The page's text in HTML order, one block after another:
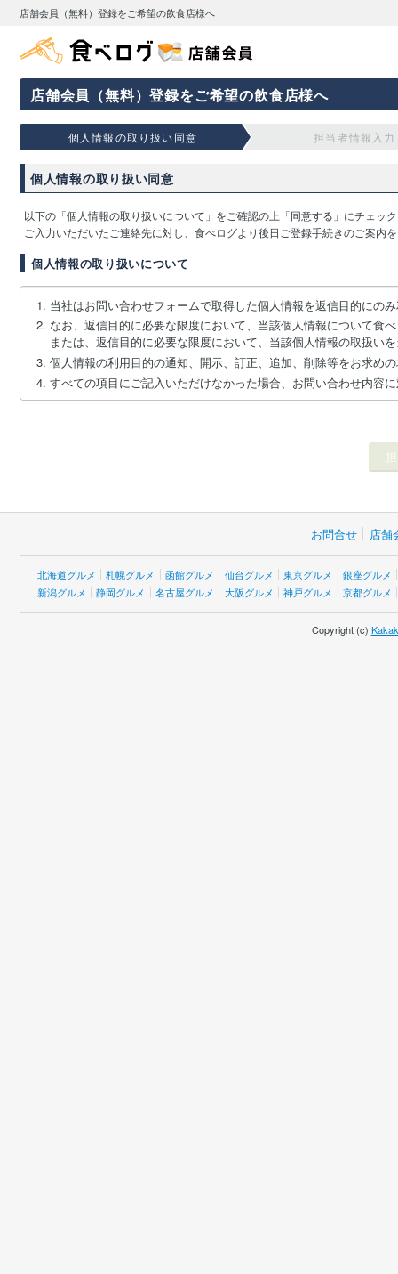
店舗会員（無料）登録をご希望の飲食店様へ
店舗会員（無料）登録をご希望の飲食店様へ
個人情報の取り扱い同意 担当者情報入力
個人情報の取り扱い同意
以下の「個人情報の取り扱いについて」をご確認の上「同意する」にチェッ
ご入力いただいたご連絡先に対し、食べログより後日ご登録手続きのご案内
個人情報の取り扱いについて
当社はお問い合わせフォームで取得した個人情報を返信目的にの
なお、返信目的に必要な限度において、当該個人情報について食
または、返信目的に必要な限度において、当該個人情報の取扱い
個人情報の利用目的の通知、開示、訂正、追加、削除等をお求め
すべての項目にご記入いただけなかった場合、お問い合わせ内容
お問合せ 店舗
北海道グルメ 札幌グルメ 函館グルメ 仙台グルメ 東京グルメ
銀座グルメ
新潟グルメ
静岡グルメ 名古屋グルメ 大阪グルメ 神戸グルメ 京都グルメ
Copyright (c)